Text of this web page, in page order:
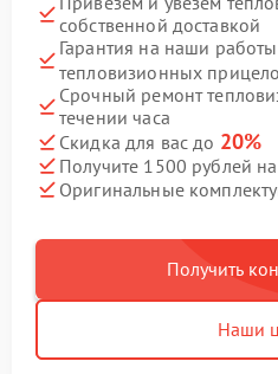
собственной доставкой
Гарантия на наши
тепловизионных
Срочный ремонт
течении часа
Скидка для вас до 20%
Получите 1500 рублей
Оригинальные
Получить
Наши